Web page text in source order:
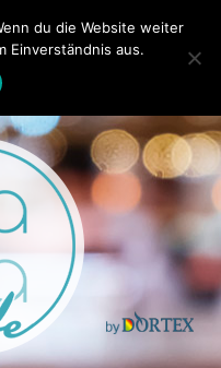
twitterpinterest
du die Website weiter
Einverständnis aus.